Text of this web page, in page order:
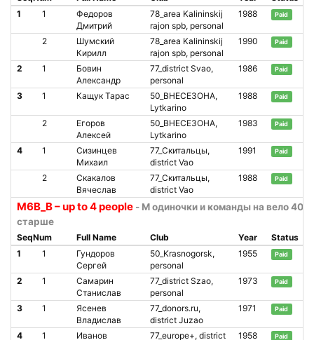
1
1
Федоров
Дмитрий
78_area Kalininskij
rajon spb, personal
1988 Paid
2
Шумский
Кирилл
78_area Kalininskij
rajon spb, personal
1990 Paid
2 1
Бовин
Александр
77_district Svao,
personal
1986 Paid
3 1 Кащук Тарас
50_ВНЕСЕЗОНА,
Lytkarino
1988 Paid
2
Егоров
Алексей
50_ВНЕСЕЗОНА,
Lytkarino
1983 Paid
4 1
Сизинцев
Михаил
77_Скитальцы,
district Vao
1991 Paid
2
Скакалов
Вячеслав
77_Скитальцы,
district Vao
1988 Paid
М6В_В – up to 4 people - М одиночки и команды на вело 40
старше
SeqNum Full Name Club Year
Status
1
1
Гундоров
Сергей
50_Krasnogorsk,
personal
1955 Paid
2 1
Самарин
Станислав
77_district Szao,
personal
1973 Paid
3 1
Ясенев
Владислав
77_donors.ru,
district Juzao
1971 Paid
4 1
Иванов
77_europe+, district
1958 Paid